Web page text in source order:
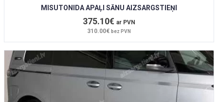
MISUTONIDA APAĻI SĀNU AIZSARGSTIEŅI
375.10€ ar PVN
310.00€ bez PVN